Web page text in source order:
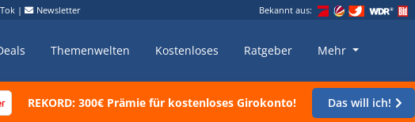
| Newsletter Bekannt aus:
Themenwelten Kostenloses Ratgeber Mehr
REKORD: 300€ Prämie für kostenloses Girokonto! Das will ich!